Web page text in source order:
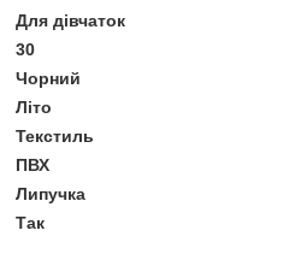
Для дівчаток
30
Чорний
Літо
Текстиль
ПВХ
Липучка
Так